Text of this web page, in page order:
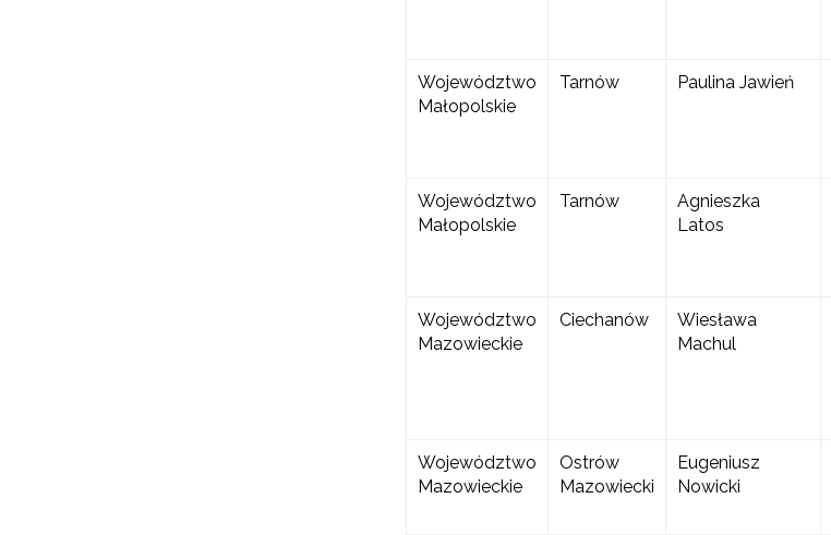
Województwo
Małopolskie
Tarnów Paulina Jawień
Województwo
Małopolskie
Tarnów
Agnieszka
Latos
Województwo
Mazowieckie
Ciechanów
Wiesława
Machul
Województwo
Mazowieckie
Ostrów
Mazowiecki
Eugeniusz
Nowicki